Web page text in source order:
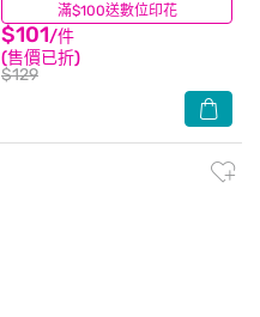
滿$100送數位印花
$101/件
(售價已折)
$129
(11)